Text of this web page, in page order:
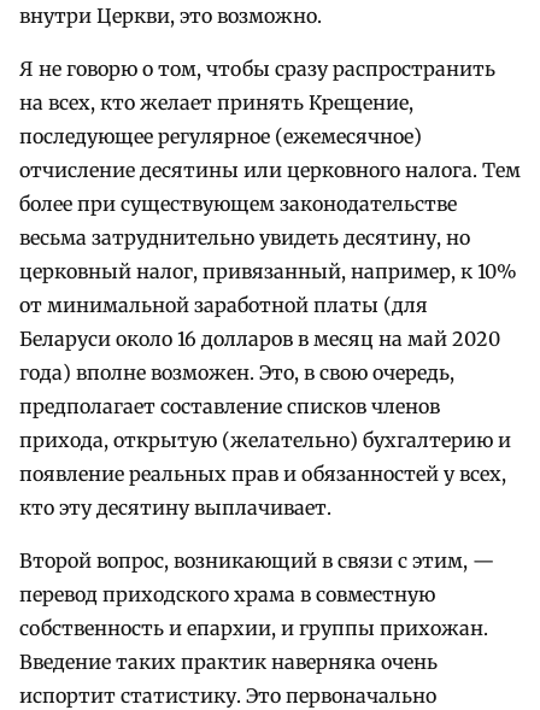
внутри Церкви, это возможно.
Я не говорю о том, чтобы сразу распространить
на всех, кто желает принять Крещение,
последующее регулярное (ежемесячное)
отчисление десятины или церковного налога. Тем
более при существующем законодательстве
весьма затруднительно увидеть десятину, но
церковный налог, привязанный, например, к 10%
от минимальной заработной платы (для
Беларуси около 16 долларов в месяц на май 2020
года) вполне возможен. Это, в свою очередь,
предполагает составление списков членов
прихода, открытую (желательно) бухгалтерию и
появление реальных прав и обязанностей у всех,
кто эту десятину выплачивает.
Второй вопрос, возникающий в связи с этим, —
перевод приходского храма в совместную
собственность и епархии, и группы прихожан.
Введение таких практик наверняка очень
испортит статистику. Это первоначально